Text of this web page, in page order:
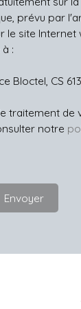
prévu par
le site
:
CS
traitement de
notre
Envoyer